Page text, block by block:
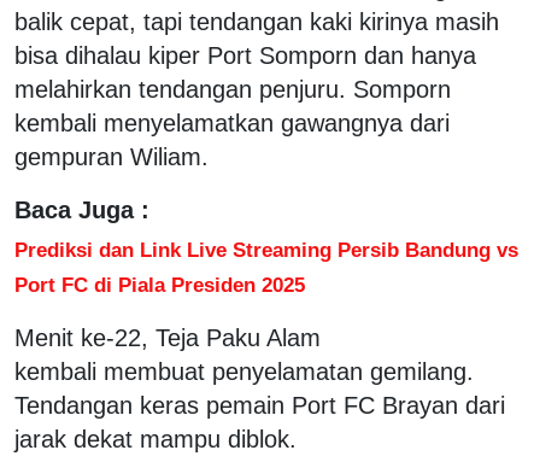
balik cepat, tapi tendangan kaki kirinya masih
bisa dihalau kiper Port Somporn dan hanya
melahirkan tendangan penjuru. Somporn
kembali menyelamatkan gawangnya dari
gempuran Wiliam.
Baca Juga :
Prediksi dan Link Live Streaming Persib Bandung vs
Port FC di Piala Presiden 2025
Menit ke-22, Teja Paku Alam
kembali membuat penyelamatan gemilang.
Tendangan keras pemain Port FC Brayan dari
jarak dekat mampu diblok.